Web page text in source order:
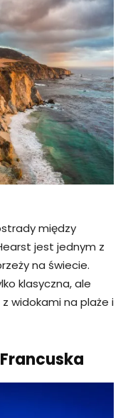
między
jest jednym z
na świecie.
klasyczna, ale
widokami na plaże i